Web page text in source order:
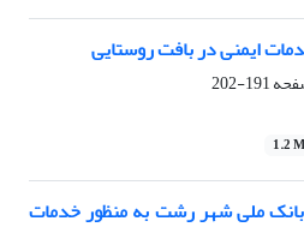
ایمنی در بافت روستایی
191-202
1.2 M
ملی شهر رشت به منظور خدمات